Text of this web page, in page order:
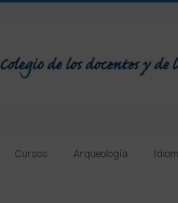
Cursos Arqueología